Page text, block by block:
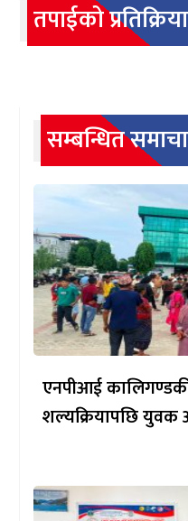
तपाईको प्रतिक्रिया
सम्बन्धित
एनपीआई
शल्यक्रियापछि